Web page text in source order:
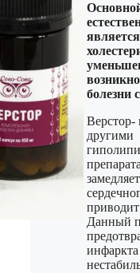
болезни
Верстор-
другими
приводит
Данный